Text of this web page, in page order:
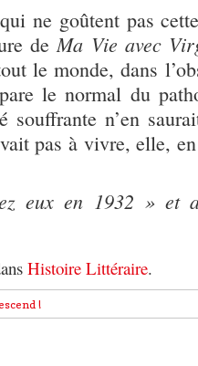
ne goûtent pas
de Ma Vie avec
le monde, dans
le normal du
souffrante n’en
pas à vivre, elle,
eux en 1932 » et
Histoire Littéraire.
!